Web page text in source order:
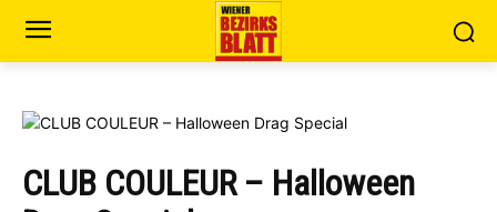
CLUB COULEUR – Halloween